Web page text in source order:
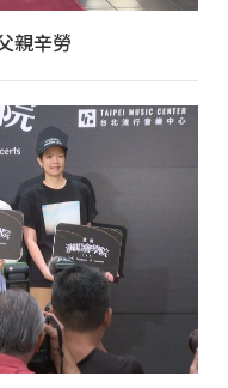
親辛勞